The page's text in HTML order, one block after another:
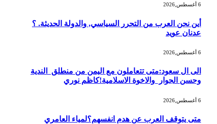
أين نحن العرب من التحرر السياسي, والدولة الحديثة. ؟
عدنان عويد
الى ال سعود:متى تتعاملون مع اليمن من منطلق الندية
وحسن الجوار والاخوة الاسلامية!كاظم نوري
متى يتوقف العرب عن هدم انفسهم؟لمياء العامري